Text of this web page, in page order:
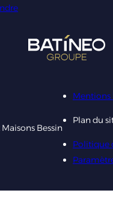
Bessin
Mentions
Plan du
Politique